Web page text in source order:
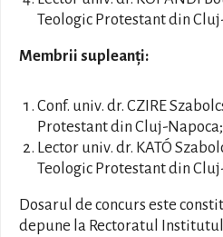
Teologic Protestant din
Membrii supleanți:
Conf. univ. dr. CZIRE
Protestant din Cluj-Napoca;
Lector univ. dr. KATÓ
Teologic Protestant din
Dosarul de concurs este
depune la Rectoratul